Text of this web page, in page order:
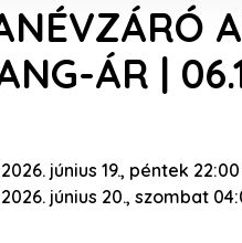
ÁR |
2026. június 19., péntek 22:00
2026. június 20., szombat